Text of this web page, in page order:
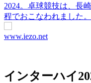
2024。卓球競技は、長
程でおこなわれました
www.iezo.net
インターハイ